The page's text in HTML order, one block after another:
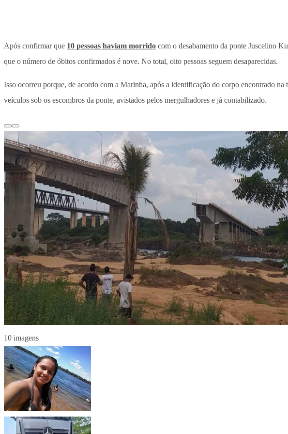
Após confirmar que 10 pessoas haviam morrido com o desabamento da ponte Juscelino
que o número de óbitos confirmados é nove. No total, oito pessoas seguem desaparecidas.
Isso ocorreu porque, de acordo com a Marinha, após a identificação do corpo encontrado
veículos sob os escombros da ponte, avistados pelos mergulhadores e já contabilizado.
10 imagens